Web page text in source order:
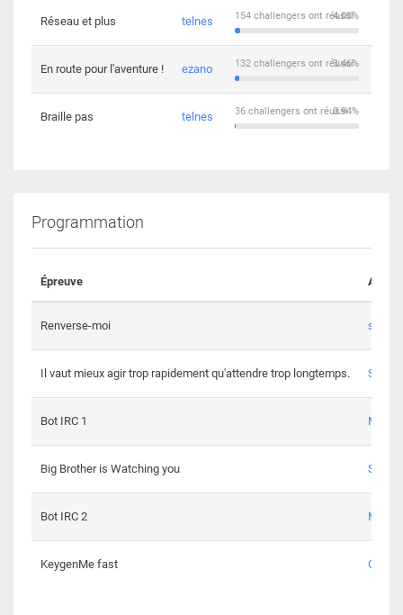
Réseau et plus telnes 4.03%
154 challengers ont réussi
En route pour l'aventure ! ezano 3.46%
132 challengers ont réussi
Braille pas telnes 0.94%
36 challengers ont réussi
Programmation
Épreuve Auteur
Renverse-moi s3th
Il vaut mieux agir trop rapidement qu'attendre trop longtemps. Spl3en
Bot IRC 1
Big Brother is Watching you
Bot IRC 2
KeygenMe fast Ge0